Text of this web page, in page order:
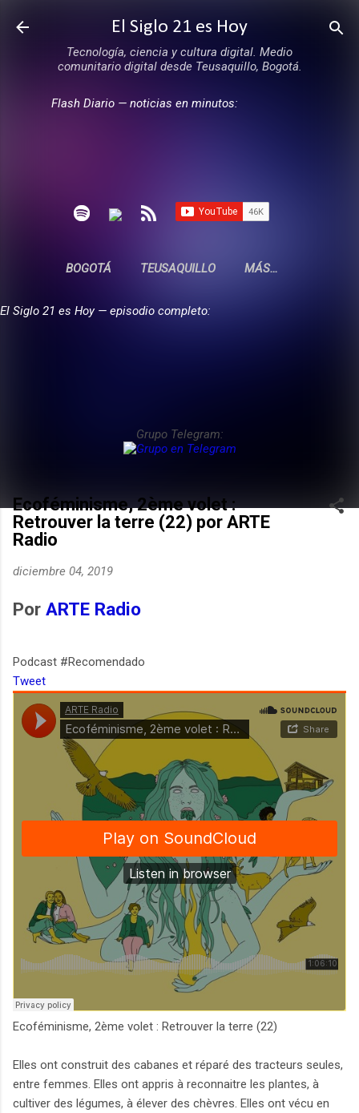
Ir al contenido principal
El Siglo 21 es Hoy
Tecnología, ciencia y cultura digital. Medio
comunitario digital desde Teusaquillo, Bogotá.
Flash Diario — noticias en minutos:
BOGOTÁ TEUSAQUILLO MÁS…
El Siglo 21 es Hoy — episodio completo:
Grupo Telegram:
Ecoféminisme, 2ème volet :
Retrouver la terre (22) por ARTE
Radio
diciembre 04, 2019
Por ARTE Radio
Podcast #Recomendado
Tweet
Ecoféminisme, 2ème volet : Retrouver la terre (22)
Elles ont construit des cabanes et réparé des tracteurs seules,
entre femmes. Elles ont appris à reconnaitre les plantes, à
cultiver des légumes, à élever des chèvres. Elles ont vécu en